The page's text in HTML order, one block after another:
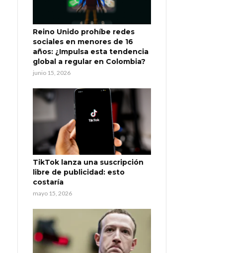
Reino Unido prohíbe redes
sociales en menores de 16
años: ¿Impulsa esta tendencia
global a regular en Colombia?
junio 15, 2026
TikTok lanza una suscripción
libre de publicidad: esto
costaría
mayo 15, 2026